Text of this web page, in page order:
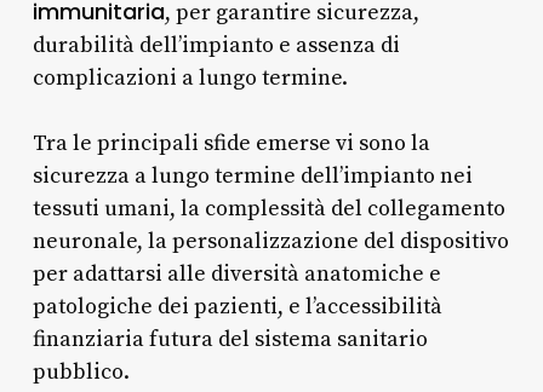
immunitaria, per garantire sicurezza,
durabilità dell’impianto e assenza di
complicazioni a lungo termine.
Tra le principali sfide emerse vi sono la
sicurezza a lungo termine dell’impianto nei
tessuti umani, la complessità del collegamento
neuronale, la personalizzazione del dispositivo
per adattarsi alle diversità anatomiche e
patologiche dei pazienti, e l’accessibilità
finanziaria futura del sistema sanitario
pubblico.